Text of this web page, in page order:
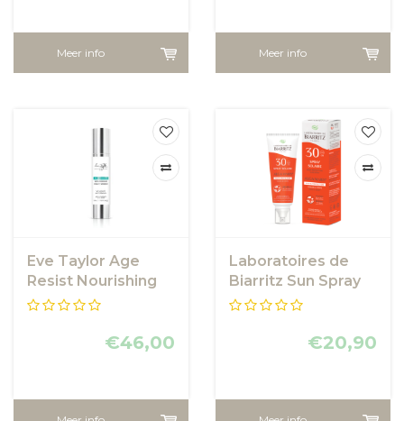
Meer info Meer info
Eve Taylor Age
Resist Nourishing
Night Cream
€46,00
Laboratoires de
Biarritz Sun Spray
SPF30
€20,90